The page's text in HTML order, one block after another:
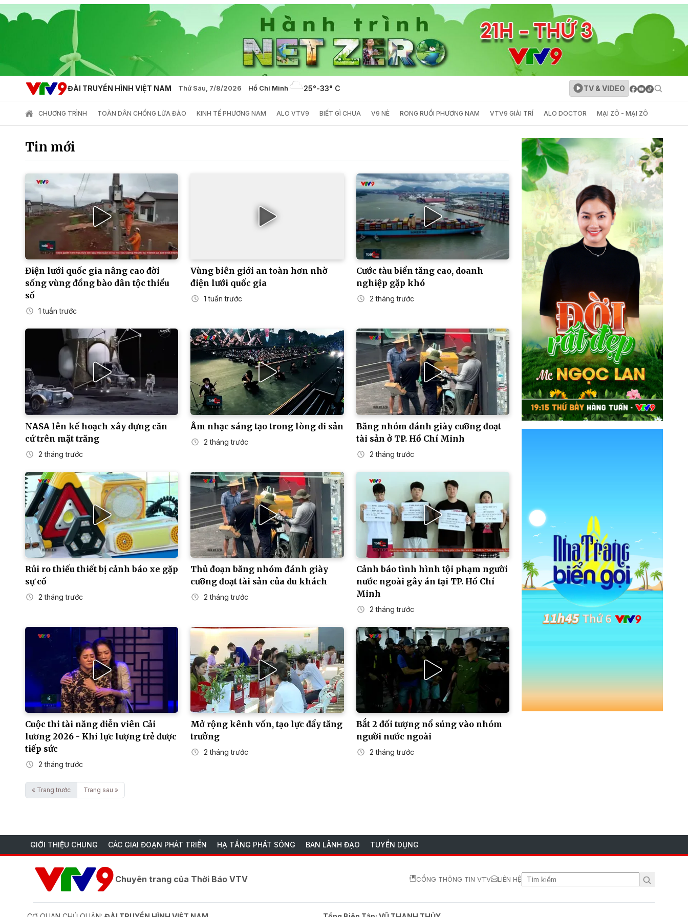
ĐÀI TRUYỀN HÌNH VIỆT NAM Thứ Sáu, 7/8/2026 Hồ Chí Minh 25°-33° C TV & VIDEO
CHƯƠNG TRÌNH TOÀN DÂN CHỐNG LỪA ĐẢO KINH TẾ PHƯƠNG NAM ALO VTV9 BIẾT GÌ CHƯA V9 NÈ RONG RUỔI PHƯƠNG NAM VTV9 GIẢI TRÍ ALO DOCTOR MẠI ZÔ - MẠI ZÔ
Tin mới
Điện lưới quốc gia nâng cao đời
sống vùng đồng bào dân tộc thiểu
số
1 tuần trước
Vùng biên giới an toàn hơn nhờ
điện lưới quốc gia
1 tuần trước
Cước tàu biển tăng cao, doanh
nghiệp gặp khó
2 tháng trước
NASA lên kế hoạch xây dựng căn
cứ trên mặt trăng
2 tháng trước
Âm nhạc sáng tạo trong lòng di sản
2 tháng trước
Băng nhóm đánh giày cưỡng đoạt
tài sản ở TP. Hồ Chí Minh
2 tháng trước
Rủi ro thiếu thiết bị cảnh báo xe gặp
sự cố
2 tháng trước
Thủ đoạn băng nhóm đánh giày
cưỡng đoạt tài sản của du khách
2 tháng trước
Cảnh báo tình hình tội phạm người
nước ngoài gây án tại TP. Hồ Chí
Minh
2 tháng trước
Cuộc thi tài năng diễn viên Cải
lương 2026 - Khi lực lượng trẻ được
tiếp sức
2 tháng trước
Mở rộng kênh vốn, tạo lực đẩy tăng
trưởng
2 tháng trước
Bắt 2 đối tượng nổ súng vào nhóm
người nước ngoài
2 tháng trước
« Trang trước Trang sau »
GIỚI THIỆU CHUNG CÁC GIAI ĐOẠN PHÁT TRIỂN HẠ TẦNG PHÁT SÓNG BAN LÃNH ĐẠO TUYỂN DỤNG
Chuyên trang của Thời Báo VTV CỔNG THÔNG TIN VTV LIÊN HỆ